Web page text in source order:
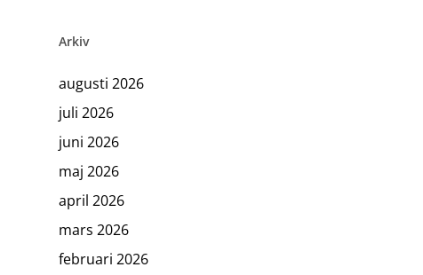
Arkiv
augusti 2026
juli 2026
juni 2026
maj 2026
april 2026
mars 2026
februari 2026